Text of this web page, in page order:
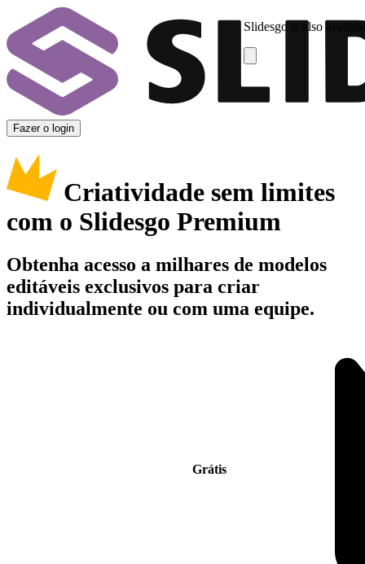
Slidesgo is also
Fazer o login
Criatividade sem limites
com o Slidesgo Premium
Obtenha acesso a milhares de modelos
editáveis exclusivos para criar
individualmente ou com uma equipe.
Grátis